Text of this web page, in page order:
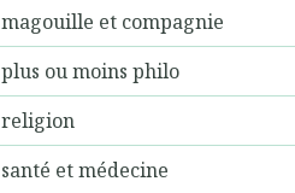
magouille et compagnie
plus ou moins philo
religion
santé et médecine